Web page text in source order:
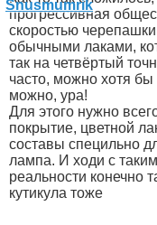
прогрессивная
скоростью черепашки
обычными лаками,
так на четвёртый
часто, можно хотя бы
можно, ура!
Для этого нужно
покрытие, цветной
составы специльно
лампа. И ходи с
реальности конечно
кутикула тоже